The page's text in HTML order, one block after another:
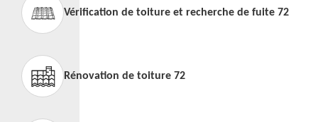
Vérification de toiture et recherche de fuite 72
Rénovation de toiture 72